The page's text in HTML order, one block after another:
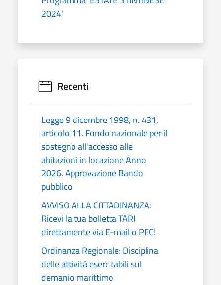
2024'
Recenti
Legge 9 dicembre 1998, n. 431,
articolo 11. Fondo nazionale per il
sostegno all'accesso alle
abitazioni in locazione Anno
2026. Approvazione Bando
pubblico
AVVISO ALLA CITTADINANZA:
Ricevi la tua bolletta TARI
direttamente via E-mail o PEC!
Ordinanza Regionale: Disciplina
delle attività esercitabili sul
demanio marittimo